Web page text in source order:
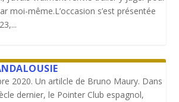
moi-même.L’occasion s’est présentée
2020. Un artilcle de Bruno Maury. Dans
dernier, le Pointer Club espagnol,